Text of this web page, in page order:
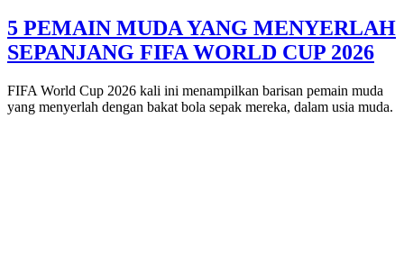
5 PEMAIN MUDA YANG MENYERLAH
SEPANJANG FIFA WORLD CUP 2026
FIFA World Cup 2026 kali ini menampilkan barisan pemain muda
yang menyerlah dengan bakat bola sepak mereka, dalam usia muda.